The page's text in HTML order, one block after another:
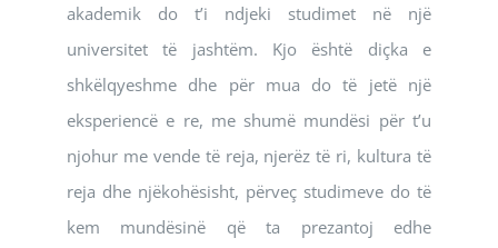
akademik do t’i ndjeki studimet në një
universitet të jashtëm. Kjo është diçka e
shkëlqyeshme dhe për mua do të jetë një
eksperiencë e re, me shumë mundësi për t’u
njohur me vende të reja, njerëz të ri, kultura të
reja dhe njëkohësisht, përveç studimeve do të
kem mundësinë që ta prezantoj edhe